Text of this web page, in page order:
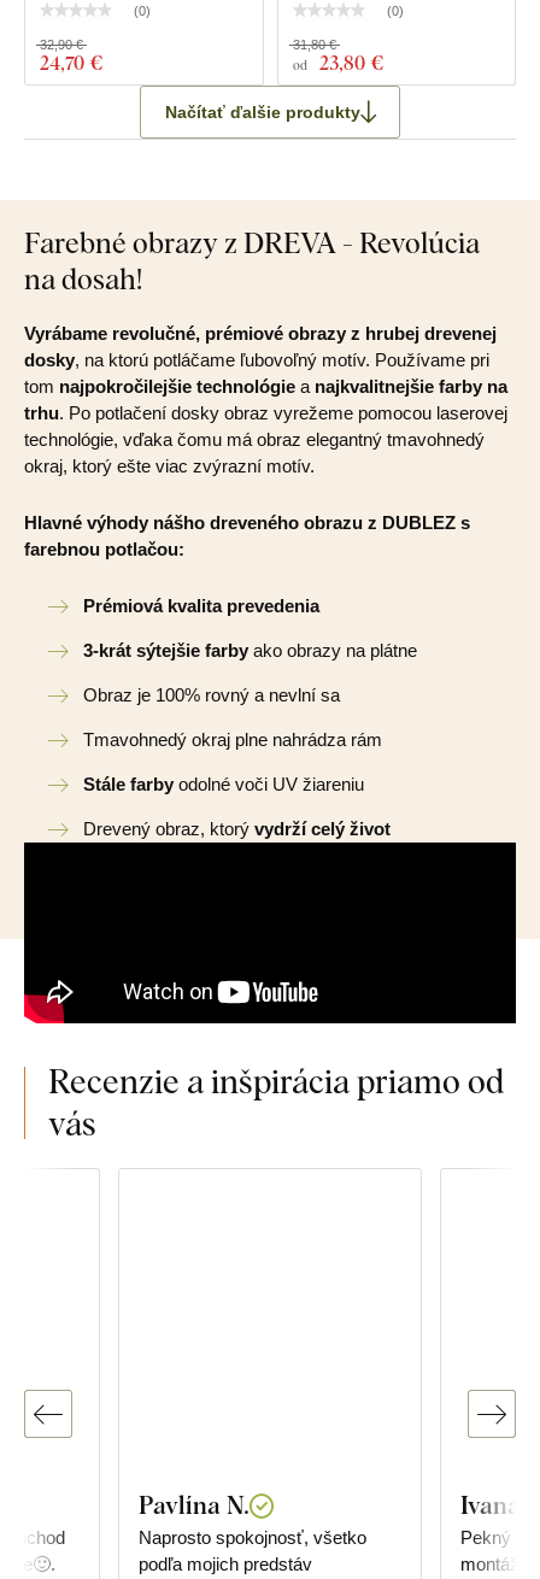
(0)
24,70 €
32,90 €
(0)
od 23,80 €
31,80 €
Načítať ďalšie produkty
Farebné obrazy z DREVA - Revolúcia
na dosah!
Vyrábame revolučné, prémiové obrazy z hrubej drevenej
dosky, na ktorú potláčame ľubovoľný motív. Používame pri
tom najpokročilejšie technológie a najkvalitnejšie farby na
trhu. Po potlačení dosky obraz vyrežeme pomocou laserovej
technológie, vďaka čomu má obraz elegantný tmavohnedý
okraj, ktorý ešte viac zvýrazní motív.
Hlavné výhody nášho dreveného obrazu z DUBLEZ s
farebnou potlačou:
Prémiová kvalita prevedenia
3-krát sýtejšie farby ako obrazy na plátne
Obraz je 100% rovný a nevlní sa
Tmavohnedý okraj plne nahrádza rám
Stále farby odolné voči UV žiareniu
Drevený obraz, ktorý vydrží celý život
Recenzie a inšpirácia priamo od
vás
Pavlína N.
Naprosto spokojnosť, všetko
podľa mojich predstáv
Ivana
Pekný
montáž,